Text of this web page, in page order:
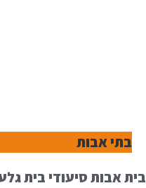
בתי אבות
בית אבות סיעודי בית